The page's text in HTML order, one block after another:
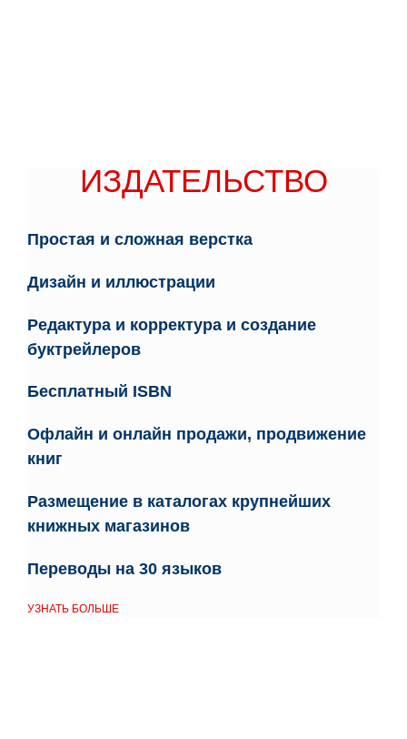
ИЗДАТЕЛЬСТВО
Простая и сложная верстка
Дизайн и иллюстрации
Редактура и корректура и создание
буктрейлеров
Бесплатный ISBN
Офлайн и онлайн продажи, продвижение
книг
Размещение в каталогах крупнейших
книжных магазинов
Переводы на 30 языков
УЗНАТЬ БОЛЬШЕ